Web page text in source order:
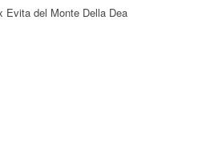
Evita del Monte Della Dea